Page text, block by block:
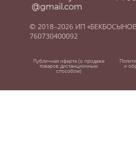
@gmail.com
© 2018–2026 ИП
760730400092
Публичная оферта (о продаже
товаров дистанционным
способом)
и